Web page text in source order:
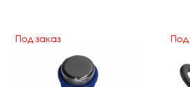
Под заказ Под